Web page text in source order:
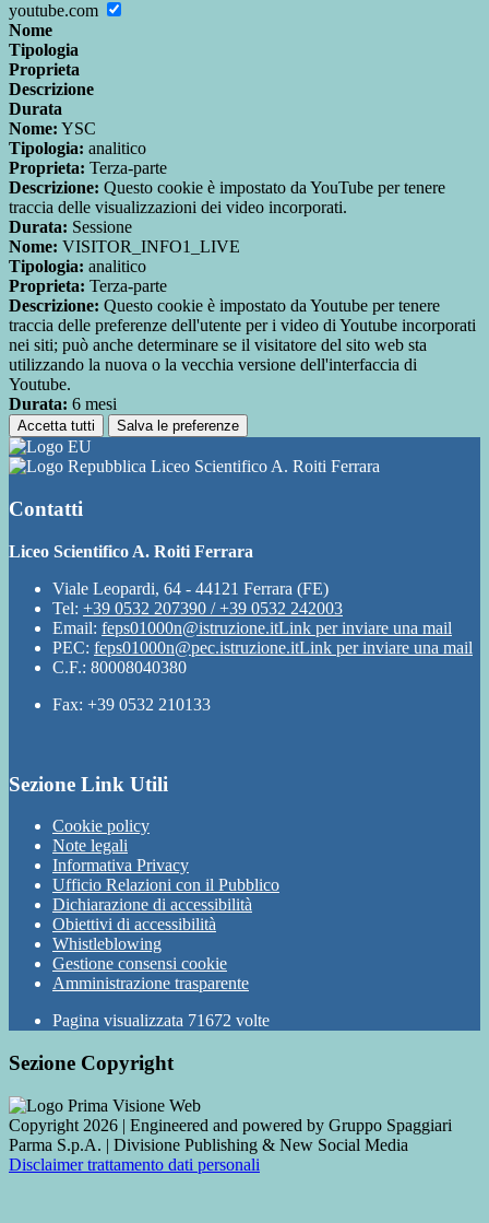
youtube.com
Nome
Tipologia
Proprieta
Descrizione
Durata
Nome: YSC
Tipologia: analitico
Proprieta: Terza-parte
Descrizione: Questo cookie è impostato da YouTube per tenere
traccia delle visualizzazioni dei video incorporati.
Durata: Sessione
Nome: VISITOR_INFO1_LIVE
Tipologia: analitico
Proprieta: Terza-parte
Descrizione: Questo cookie è impostato da Youtube per tenere
traccia delle preferenze dell'utente per i video di Youtube incorporati
nei siti; può anche determinare se il visitatore del sito web sta
utilizzando la nuova o la vecchia versione dell'interfaccia di
Youtube.
Durata: 6 mesi
Accetta tutti Salva le preferenze
Liceo Scientifico A. Roiti Ferrara
Contatti
Liceo Scientifico A. Roiti Ferrara
Viale Leopardi, 64 - 44121 Ferrara (FE)
Tel: +39 0532 207390 / +39 0532 242003
Email: feps01000n@istruzione.itLink per inviare una mail
PEC: feps01000n@pec.istruzione.itLink per inviare una mail
C.F.: 80008040380
Fax: +39 0532 210133
Sezione Link Utili
Cookie policy
Note legali
Informativa Privacy
Ufficio Relazioni con il Pubblico
Dichiarazione di accessibilità
Obiettivi di accessibilità
Whistleblowing
Gestione consensi cookie
Amministrazione trasparente
Pagina visualizzata 71672 volte
Sezione Copyright
Copyright 2026 | Engineered and powered by Gruppo Spaggiari
Parma S.p.A. | Divisione Publishing & New Social Media
Disclaimer trattamento dati personali